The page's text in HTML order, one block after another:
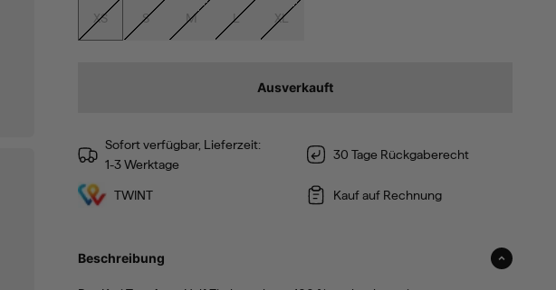
XS S M L XL
Ausverkauft
Sofort verfügbar, Lieferzeit:
1-3 Werktage
30 Tage Rückgaberecht
TWINT Kauf auf Rechnung
Beschreibung